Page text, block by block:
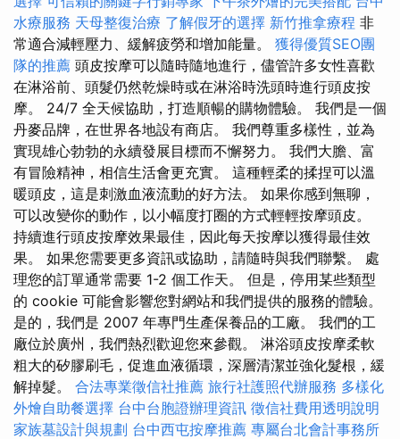
水療服務 天母整復治療 了解假牙的選擇 新竹推拿療程 非
常適合減輕壓力、緩解疲勞和增加能量。 獲得優質SEO團
隊的推薦 頭皮按摩可以隨時隨地進行，儘管許多女性喜歡
在淋浴前、頭髮仍然乾燥時或在淋浴時洗頭時進行頭皮按
摩。 24/7 全天候協助，打造順暢的購物體驗。 我們是一個
丹麥品牌，在世界各地設有商店。 我們尊重多樣性，並為
實現雄心勃勃的永續發展目標而不懈努力。 我們大膽、富
有冒險精神，相信生活會更充實。 這種輕柔的揉捏可以溫
暖頭皮，這是刺激血液流動的好方法。 如果你感到無聊，
可以改變你的動作，以小幅度打圈的方式輕輕按摩頭皮。
持續進行頭皮按摩效果最佳，因此每天按摩以獲得最佳效
果。 如果您需要更多資訊或協助，請隨時與我們聯繫。 處
理您的訂單通常需要 1-2 個工作天。 但是，停用某些類型
的 cookie 可能會影響您對網站和我們提供的服務的體驗。
是的，我們是 2007 年專門生產保養品的工廠。 我們的工
廠位於廣州，我們熱烈歡迎您來參觀。 淋浴頭皮按摩柔軟
粗大的矽膠刷毛，促進血液循環，深層清潔並強化髮根，緩
解掉髮。 合法專業徵信社推薦 旅行社護照代辦服務 多樣化
外燴自助餐選擇 台中台胞證辦理資訊 徵信社費用透明說明
家族墓設計與規劃 台中西屯按摩推薦 專屬台北會計事務所